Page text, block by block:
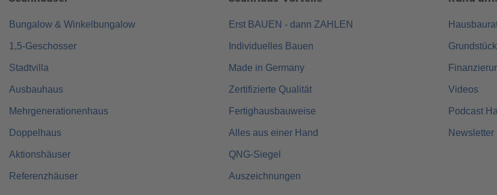
Bungalow & Winkelbungalow
1,5-Geschosser
Stadtvilla
Ausbauhaus
Mehrgenerationenhaus
Doppelhaus
Aktionshäuser
Referenzhäuser
Erst BAUEN - dann ZAHLEN
Individuelles Bauen
Made in Germany
Zertifizierte Qualität
Fertighausbauweise
Alles aus einer Hand
QNG-Siegel
Auszeichnungen
Videos
Podcast
Newsletter